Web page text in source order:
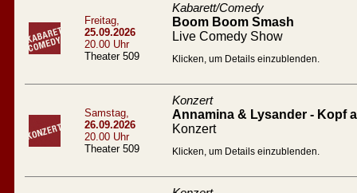
Freitag,
25.09.2026
20.00 Uhr
Theater 509
Kabarett/Comedy
Boom Boom Smash
Live Comedy Show
Klicken, um Details einzublenden.
Samstag,
26.09.2026
20.00 Uhr
Theater 509
Konzert
Annamina & Lysander - Kopf
Konzert
Klicken, um Details einzublenden.